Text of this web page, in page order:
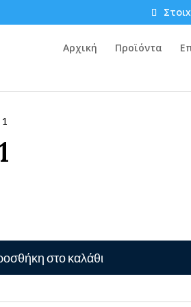
Αρχική Προϊόντα
στο καλάθι